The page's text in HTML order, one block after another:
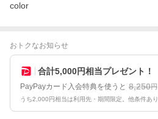
color
おトクなお知らせ
合計5,000円相当プレゼント！
PayPayカード入会特典を使うと 8,250円
うち2,000円相当は利用先・期間限定。他条件あり